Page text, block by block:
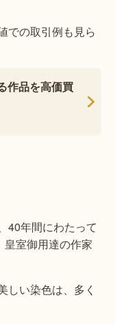
での取引例も見ら
作品を高価買
40年間にわたって
室御用達の作家
しい染色は、多く